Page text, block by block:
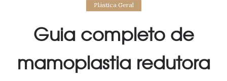
Plástica Geral
Guia completo de
mamoplastia redutora